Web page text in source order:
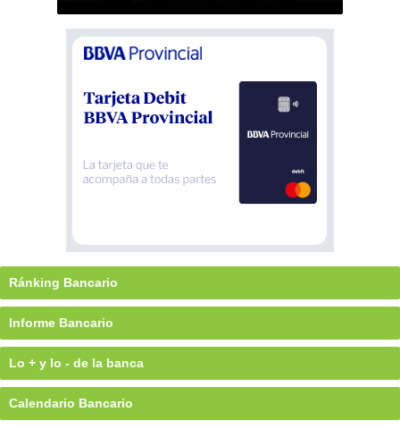
Ránking Bancario
Informe Bancario
Lo + y lo - de la banca
Calendario Bancario